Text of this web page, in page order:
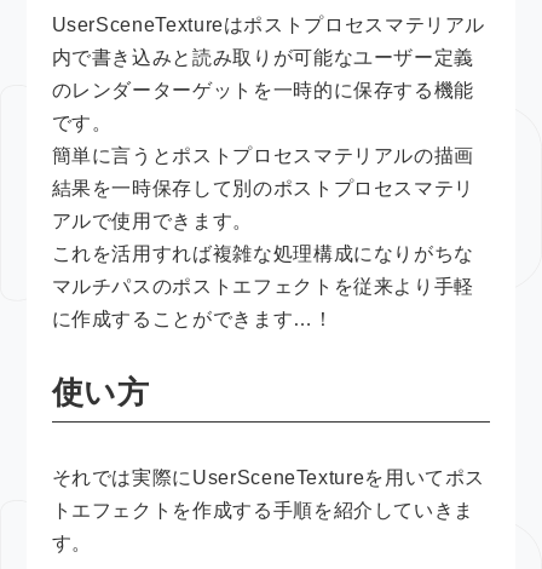
UserSceneTextureはポストプロセスマテリアル
内で書き込みと読み取りが可能なユーザー定義
のレンダーターゲットを一時的に保存する機能
です。
簡単に言うとポストプロセスマテリアルの描画
結果を一時保存して別のポストプロセスマテリ
アルで使用できます。
これを活用すれば複雑な処理構成になりがちな
マルチパスのポストエフェクトを従来より手軽
に作成することができます…！
使い方
それでは実際にUserSceneTextureを用いてポス
トエフェクトを作成する手順を紹介していきま
す。